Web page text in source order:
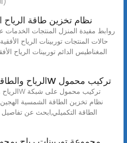
نظام تخزين طاقة الرياح
روابط مفيدة المنزل المنتجات الخدمات
حالات المنتجات توربينات الرياح
الرياح والطاقة الشمسية تحميل 300W تركيب محمول
نظام تخزين الطاقة الشمسية
الطاقة التكميلي,ابحث عن